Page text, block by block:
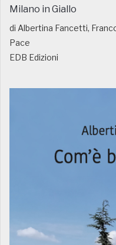
Milano in Giallo
di Albertina Fancetti,
Pace
EDB Edizioni